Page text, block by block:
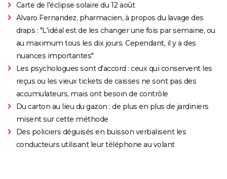
Carte de l'éclipse solaire du 12 août
Alvaro Fernandez, pharmacien, à propos du lavage des
draps : "L'idéal est de les changer une fois par semaine, ou
au maximum tous les dix jours. Cependant, il y a des
nuances importantes"
Les psychologues sont d'accord : ceux qui conservent les
reçus ou les vieux tickets de caisses ne sont pas des
accumulateurs, mais ont besoin de contrôle
Du carton au lieu du gazon : de plus en plus de jardiniers
misent sur cette méthode
Des policiers déguisés en buisson verbalisent les
conducteurs utilisant leur téléphone au volant